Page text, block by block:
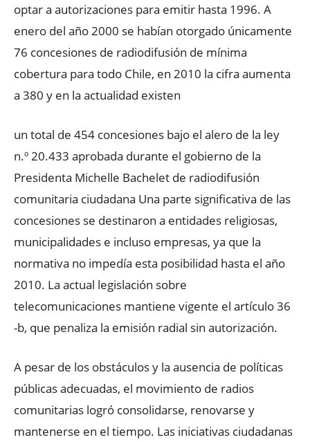
optar a autorizaciones para emitir hasta 1996. A
enero del año 2000 se habían otorgado únicamente
76 concesiones de radiodifusión de mínima
cobertura para todo Chile, en 2010 la cifra aumenta
a 380 y en la actualidad existen
un total de 454 concesiones bajo el alero de la ley
n.º 20.433 aprobada durante el gobierno de la
Presidenta Michelle Bachelet de radiodifusión
comunitaria ciudadana Una parte significativa de las
concesiones se destinaron a entidades religiosas,
municipalidades e incluso empresas, ya que la
normativa no impedía esta posibilidad hasta el año
2010. La actual legislación sobre
telecomunicaciones mantiene vigente el artículo 36
-b, que penaliza la emisión radial sin autorización.
A pesar de los obstáculos y la ausencia de políticas
públicas adecuadas, el movimiento de radios
comunitarias logró consolidarse, renovarse y
mantenerse en el tiempo. Las iniciativas ciudadanas